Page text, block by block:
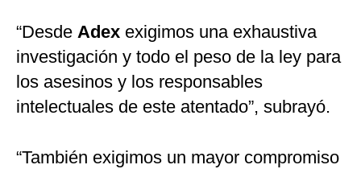
“Desde Adex exigimos una exhaustiva
investigación y todo el peso de la ley para
los asesinos y los responsables
intelectuales de este atentado”, subrayó.
“También exigimos un mayor compromiso